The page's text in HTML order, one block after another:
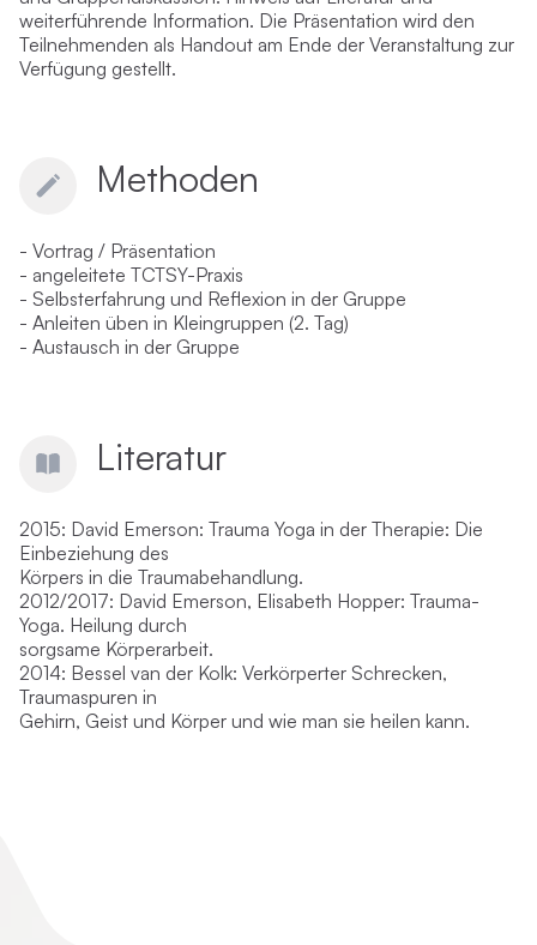
weiterführende Information. Die Präsentation wird den
Teilnehmenden als Handout am Ende der Veranstaltung zur
Verfügung gestellt.
Methoden
- Vortrag / Präsentation
- angeleitete TCTSY-Praxis
- Selbsterfahrung und Reflexion in der Gruppe
- Anleiten üben in Kleingruppen (2. Tag)
- Austausch in der Gruppe
Literatur
2015: David Emerson: Trauma Yoga in der Therapie: Die
Einbeziehung des
Körpers in die Traumabehandlung.
2012/2017: David Emerson, Elisabeth Hopper: Trauma-
Yoga. Heilung durch
sorgsame Körperarbeit.
2014: Bessel van der Kolk: Verkörperter Schrecken,
Traumaspuren in
Gehirn, Geist und Körper und wie man sie heilen kann.